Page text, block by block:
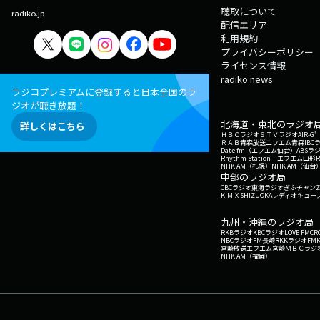
radiko.jp
ラジコプレミアムに登録すると日本全国のラ
ジオが聴き放題！
詳しくはこちら
聴取について
配信エリア
利用規約
プライバシーポリシー
ライセンス情報
radiko news
北海道・東北のラジオ
ＨＢＣラジオＳＴＶラジオAIR-G'
ＲＡＢ青森放送エフエム青森IBC
Date fm（エフエム仙台） ABSラ
Rhythm Station エフエム山形
NHK AM（札幌） NHK AM（仙台
中部のラジオ局
CBCラジオ東海ラジオぎふチャン
K-MIX SHIZUOKAレディオキュー
九州・沖縄のラジオ局
RKBラジオKBCラジオLOVE FM
NBCラジオFM長崎RKKラジオ
宮崎放送エフエム宮崎ＭＢＣラジ
NHK AM（福岡）